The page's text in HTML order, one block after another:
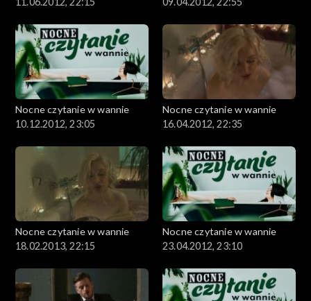
Nocne czytanie w wannie
10.12.2012, 23:05
Nocne czytanie w wannie
16.04.2012, 22:35
Nocne czytanie w wannie
18.02.2013, 22:15
Nocne czytanie w wannie
23.04.2012, 23:10